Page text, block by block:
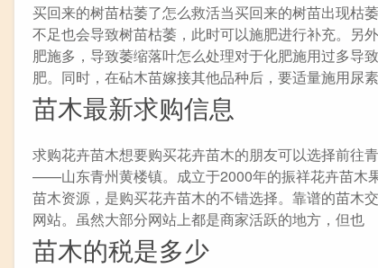
买回来的树苗枯萎了怎么救活当买回来的树苗出现枯
不足也会导致树苗枯萎，此时可以施肥进行补充。另
肥施多，导致萎缩落叶怎么处理对于化肥施用过多导
肥。同时，在砧木苗嫁接其他品种后，要适量施用尿
苗木最新求购信息
求购花卉苗木想要购买花卉苗木的朋友可以选择前往
——山东青州黄楼镇。成立于2000年的振祥花卉苗木
苗木资源，是购买花卉苗木的不错选择。靠谱的苗木
网站。虽然大部分网站上都是商家活跃的地方，但也
苗木的税是多少